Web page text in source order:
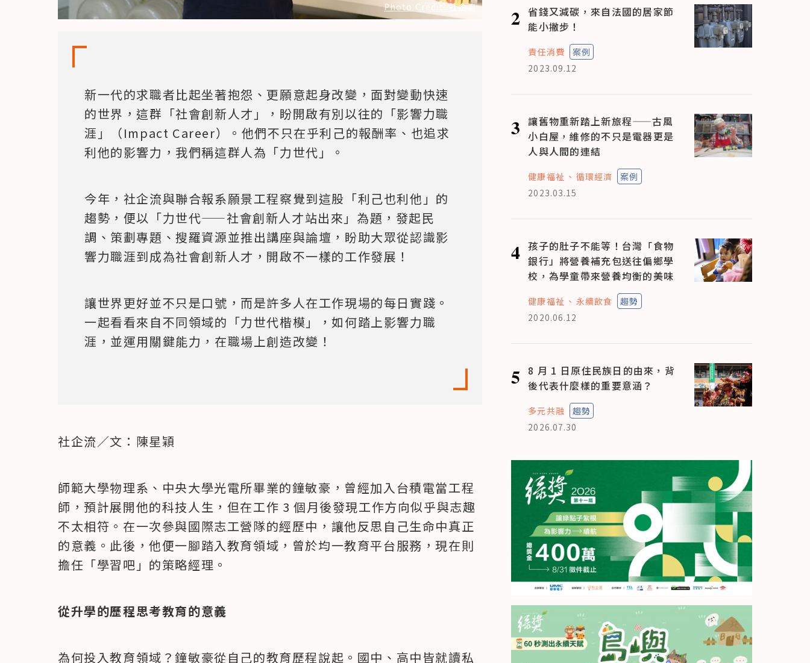
Photo Credit: 社企流
新一代的求職者比起坐著抱怨、更願意起身改變，面對變動快速
的世界，這群「社會創新人才」，盼開啟有別以往的「影響力職
涯」（Impact Career）。他們不只在乎利己的報酬率、也追求
利他的影響力，我們稱這群人為「力世代」。
今年，社企流與聯合報系願景工程察覺到這股「利己也利他」的
趨勢，便以「力世代——社會創新人才站出來」為題，發起民
調、策劃專題、搜羅資源並推出講座與論壇，盼助大眾從認識影
響力職涯到成為社會創新人才，開啟不一樣的工作發展！
讓世界更好並不只是口號，而是許多人在工作現場的每日實踐。
一起看看來自不同領域的「力世代楷模」，如何踏上影響力職
涯，並運用關鍵能力，在職場上創造改變！
社企流／文：陳星穎
師範大學物理系、中央大學光電所畢業的鐘敏豪，曾經加入台積電當工程
師，預計展開他的科技人生，但在工作 3 個月後發現工作方向似乎與志趣
不太相符。在一次參與國際志工營隊的經歷中，讓他反思自己生命中真正
的意義。此後，他便一腳踏入教育領域，曾於均一教育平台服務，現在則
擔任「學習吧」的策略經理。
從升學的歷程思考教育的意義
為何投入教育領域？鐘敏豪從自己的教育歷程說起。國中、高中皆就讀私
2 省錢又減碳，來自法國的居家節
能小撇步！
責任消費
案例
2023.09.12
3
讓舊物重新踏上新旅程——古風
小白屋，維修的不只是電器更是
人與人間的連結
健康福祉 循環經濟
案例
2023.03.15
4 孩子的肚子不能等！台灣「食物
銀行」將營養補充包送往偏鄉學
校，為學童帶來營養均衡的美味
健康福祉 永續飲食
趨勢
2020.06.12
5
8 月 1 日原住民族日的由來，背
後代表什麼樣的重要意涵？
多元共融
趨勢
2026.07.30